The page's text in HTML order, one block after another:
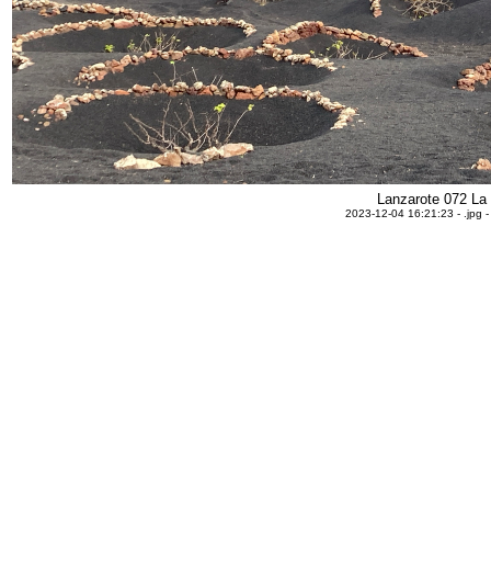
Lanzarote 072 La
2023-12-04 16:21:23 - .jpg